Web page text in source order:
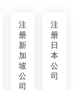
注
册
新
加
坡
公
司
注
册
日
本
公
司